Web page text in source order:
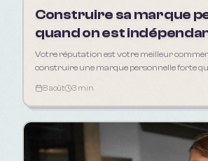
Construire sa marque
quand on est
Votre réputation est votre meilleur
construire une marque personnelle forte
8 août 3 min